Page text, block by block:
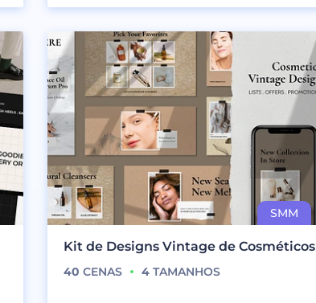
Kit de Designs Vintage de Cosméticos
40 CENAS 4 TAMANHOS